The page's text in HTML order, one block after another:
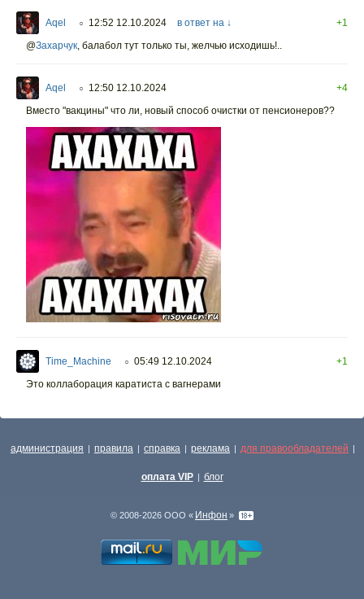
Aqel ○ 12:52 12.10.2024 в ответ на ↓
+1
@Захарчук балабол тут только ты, желчью исходишь!..
Aqel ○ 12:50 12.10.2024
+4
Вместо "вакцины" что ли, новый способ очистки от пенсионеров??
Time_Machine ○ 05:49 12.10.2024
+1
Это коллаборация каратиста с вагнерами
администрация | правила | справка | реклама | для правообладателей |
оплата VIP | блог
© 2008-2026 ООО « Инфон »